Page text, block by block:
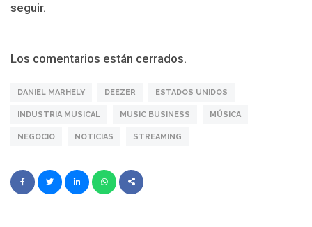
seguir.
Los comentarios están cerrados.
DANIEL MARHELY DEEZER ESTADOS UNIDOS
INDUSTRIA MUSICAL MUSIC BUSINESS MÚSICA
NEGOCIO NOTICIAS STREAMING